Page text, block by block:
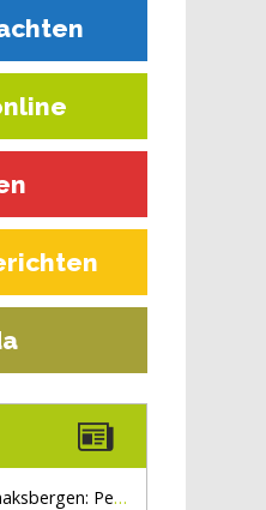
met zon en droog